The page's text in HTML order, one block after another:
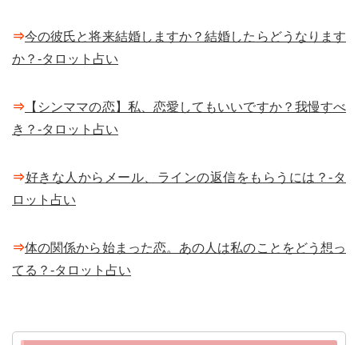
⇒今の彼氏と将来結婚しますか？結婚したらどうなります
か？-タロット占い
⇒ 【シンママの恋】私、恋愛してもいいですか？我慢すべ
き？-タロット占い
⇒好きな人からメール、ラインの返信をもらうには？-タ
ロット占い
⇒体の関係から始まった恋。あの人は私のことをどう想っ
てる？-タロット占い